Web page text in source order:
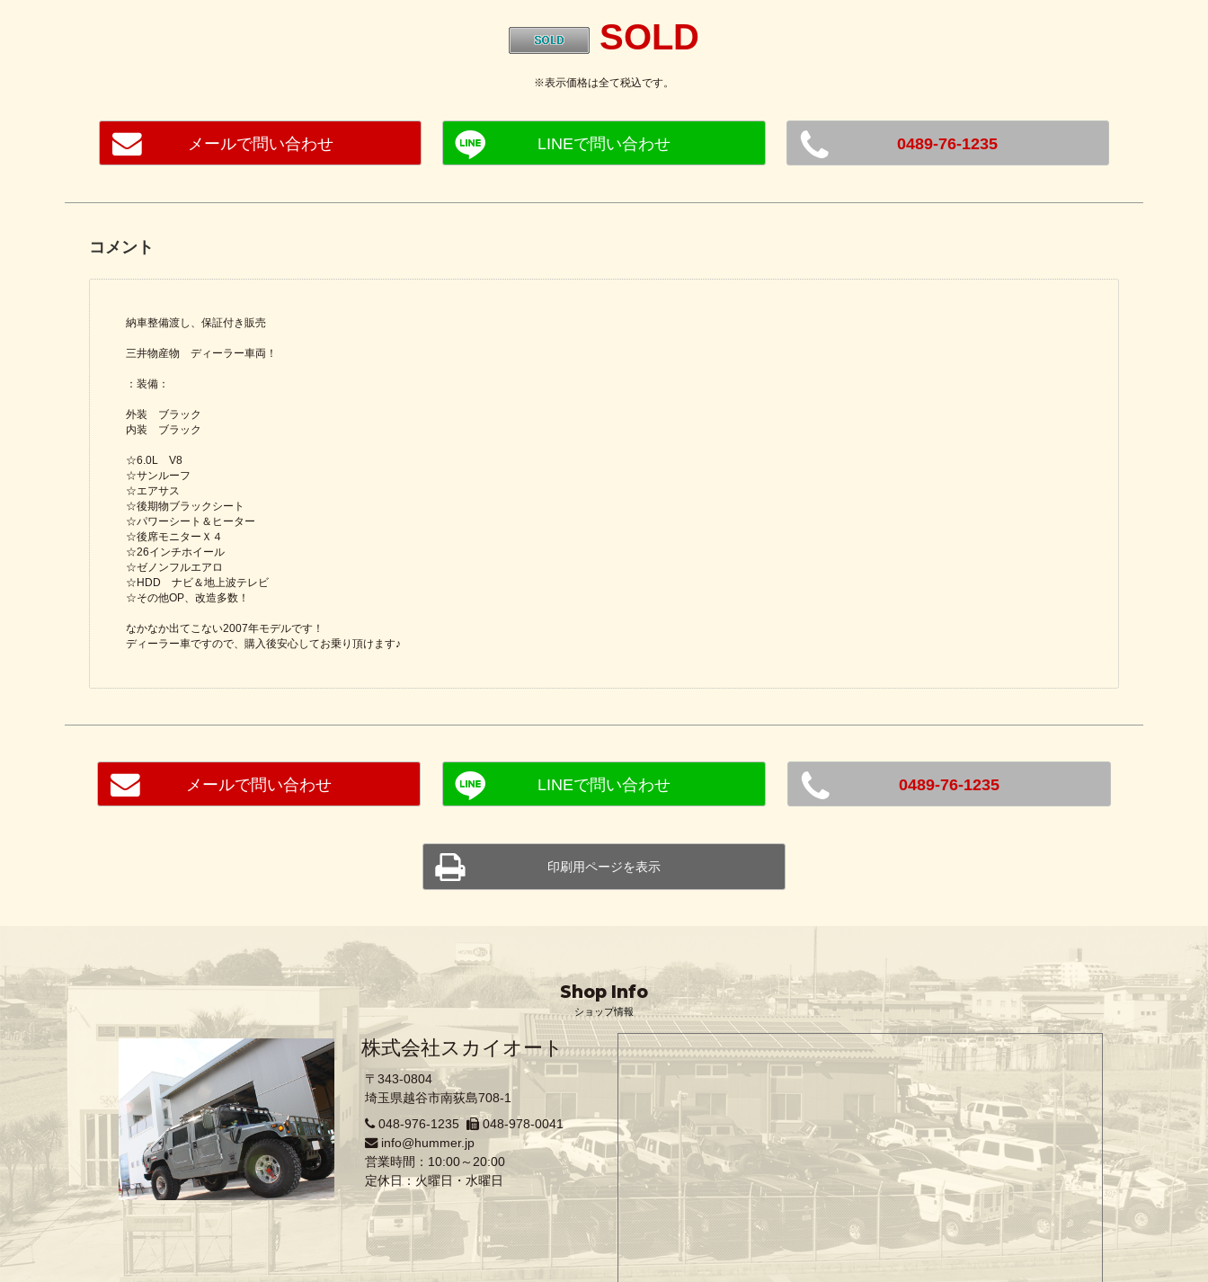
SOLD
※表示価格は全て税込です。
メールで問い合わせ 0489-76-1235
コメント
納車整備渡し、保証付き販売
三井物産物 ディーラー車両！
：装備：
外装 ブラック
内装 ブラック
☆6.0L V8
☆サンルーフ
☆エアサス
☆後期物ブラックシート
☆パワーシート＆ヒーター
☆後席モニターＸ４
☆26インチホイール
☆ゼノンフルエアロ
☆HDD ナビ＆地上波テレビ
☆その他OP、改造多数！
なかなか出てこない2007年モデルです！
ディーラー車ですので、購入後安心してお乗り頂けます♪
メールで問い合わせ 0489-76-1235
印刷用ページを表示
Shop Info
ショップ情報
株式会社スカイオート
〒343-0804
埼玉県越谷市南荻島708-1
048-976-1235
048-978-0041
info@hummer.jp
営業時間：10:00～20:00
定休日：火曜日・水曜日